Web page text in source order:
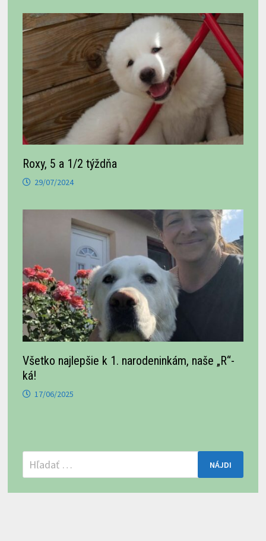
Roxy, 5 a 1/2 týždňa
29/07/2024
Všetko najlepšie k 1. narodeninkám, naše „R“-
ká!
17/06/2025
Hľadať: